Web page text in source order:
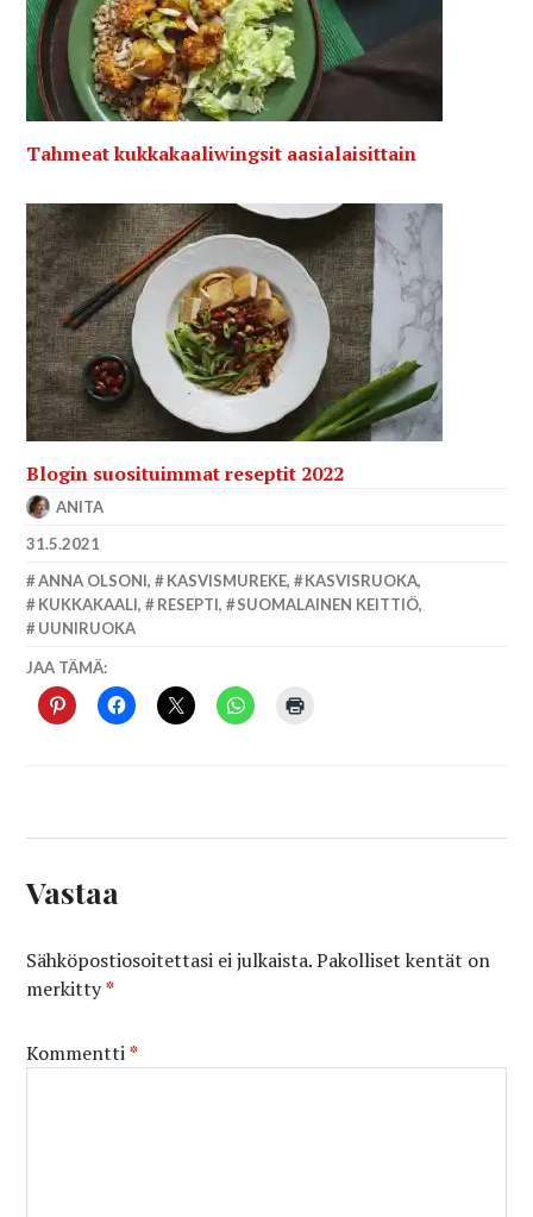
Tahmeat kukkakaaliwingsit aasialaisittain
Blogin suosituimmat reseptit 2022
ANITA
31.5.2021
ANNA OLSONI, KASVISMUREKE, KASVISRUOKA,
KUKKAKAALI, RESEPTI, SUOMALAINEN KEITTIÖ,
UUNIRUOKA
JAA TÄMÄ:
Vastaa
Sähköpostiosoitettasi ei julkaista. Pakolliset kentät on
merkitty*
Kommentti*